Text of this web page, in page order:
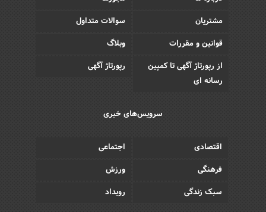
مشتریان
سوالات متداول
قوانین و مقررات
وبلاگ
از رپورتاژ آگهی تا کمپین
رسانه ای
رپورتاژ آگهی
سرویس‌های خبری
اقتصادی
اجتماعی
فرهنگی
ورزش
سبک زندگی
رویداد